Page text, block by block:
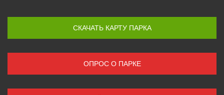
СКАЧАТЬ КАРТУ ПАРКА
ОПРОС О ПАРКЕ